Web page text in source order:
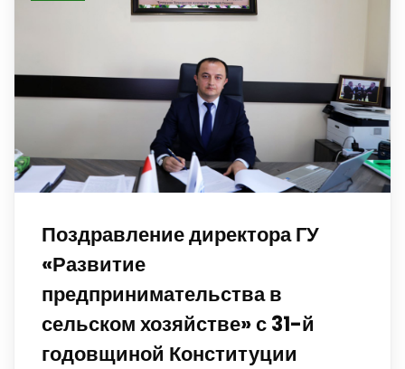
Поздравление директора ГУ
«Развитие
предпринимательства в
сельском хозяйстве» с 31-й
годовщиной Конституции